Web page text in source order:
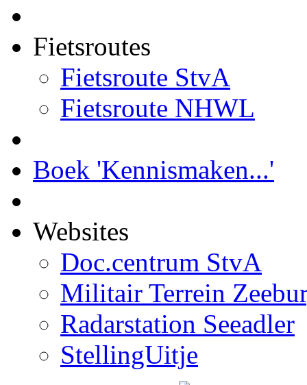
Fietsroutes
Fietsroute StvA
Fietsroute NHWL
Boek 'Kennismaken...'
Websites
Doc.centrum StvA
Militair Terrein
Radarstation Seeadler
StellingUitje